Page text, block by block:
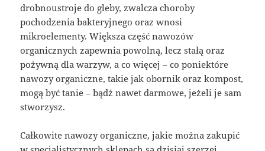
drobnoustroje do gleby, zwalcza choroby
pochodzenia bakteryjnego oraz wnosi
mikroelementy. Większa część nawozów
organicznych zapewnia powolną, lecz stałą oraz
pożywną dla warzyw, a co więcej – co poniektóre
nawozy organiczne, takie jak obornik oraz kompost,
mogą być tanie – bądź nawet darmowe, jeżeli je sam
stworzysz.
Całkowite nawozy organiczne, jakie można zakupić